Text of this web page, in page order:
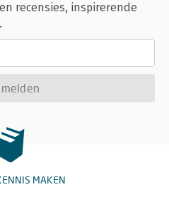
recensies, inspirerende
MAKEN